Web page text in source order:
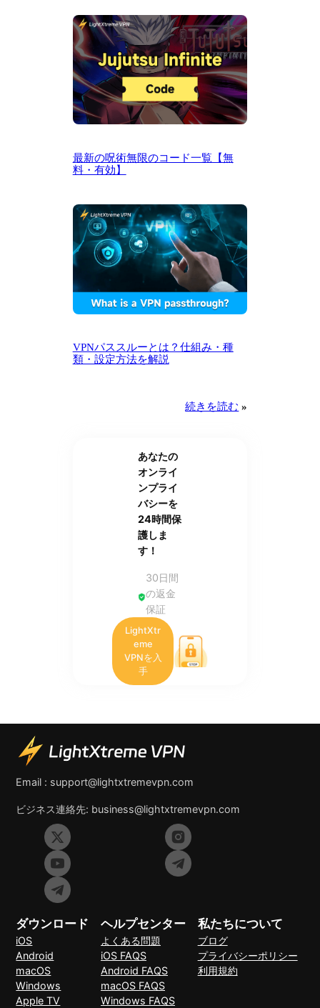
最新の呪術無限のコード一覧【無
料・有効】
VPNパススルーとは？仕組み・種
類・設定方法を解説
続きを読む »
あなたの
オンライ
ンプライ
バシーを
24時間保
護しま
す！
30日間
の返金
保証
LightXtr
eme
VPNを入
手
Email : support@lightxtremevpn.com
ビジネス連絡先: business@lightxtremevpn.com
ダウンロード
iOS
Android
macOS
Windows
Apple TV
ヘルプセンター
よくある問題
iOS FAQS
Android FAQS
macOS FAQS
Windows FAQS
私たちについて
ブログ
プライバシーポリシー
利用規約